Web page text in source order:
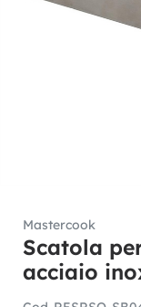
Mastercook
Scatola
acciaio